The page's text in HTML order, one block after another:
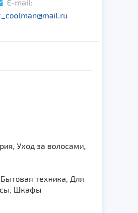
E-mail:
Уход за волосами,
техника, Для
Шкафы